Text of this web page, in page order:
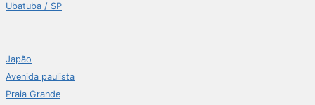
Ubatuba / SP
Japão
Avenida paulista
Praia Grande